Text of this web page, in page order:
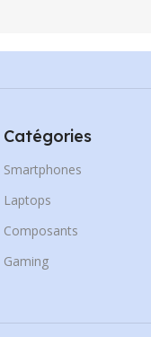
Catégories
Smartphones
Laptops
Composants
Gaming